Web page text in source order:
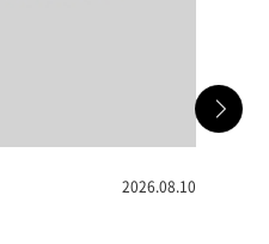
2026.08.10